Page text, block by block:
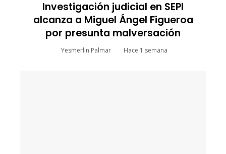
Investigación judicial en SEPI
alcanza a Miguel Ángel Figueroa
por presunta malversación
Yesmerlin Palmar Hace 1 semana